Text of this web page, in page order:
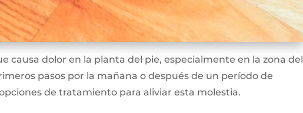
causa dolor en la planta del pie, especialmente en la zona del
pasos por la mañana o después de un período de
de tratamiento para aliviar esta molestia.